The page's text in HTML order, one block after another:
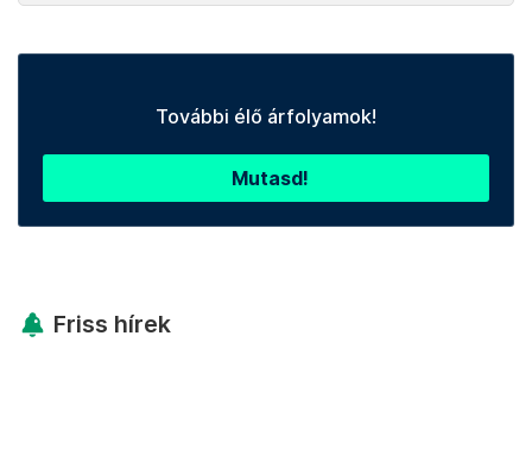
További élő árfolyamok!
Mutasd!
Friss hírek